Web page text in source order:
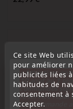
Ce site Web
pour améliorer
publicités liées
habitudes de
consentement
Accepter.
« Attention,
10 aout au 1
commandes
le service
télécommande